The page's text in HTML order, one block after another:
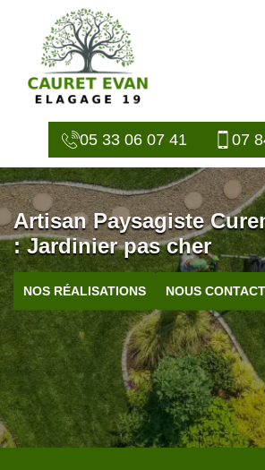
05 33 06 07 41 07
Artisan Paysagiste
: Jardinier pas cher
NOS RÉALISATIONS NOUS